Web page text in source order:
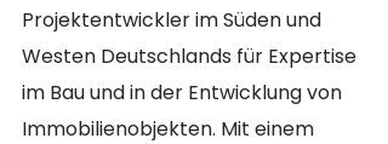
Projektentwickler im Süden und
Westen Deutschlands für Expertise
im Bau und in der Entwicklung von
Immobilienobjekten. Mit einem